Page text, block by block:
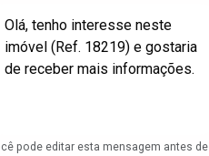
pode editar esta mensagem antes de